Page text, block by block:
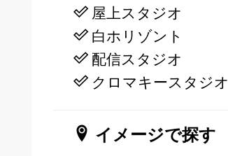
屋上スタジオ
白ホリゾント
配信スタジオ
クロマキースタジオ
イメージで探す